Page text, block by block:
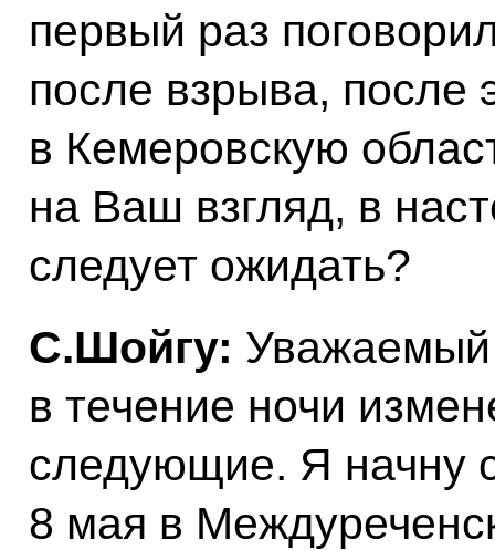
первый раз
после взрыва, после
в Кемеровскую
на Ваш взгляд, в
следует ожидать?
С.Шойгу: Уважаемый
в течение ночи
следующие. Я начну
8 мая в